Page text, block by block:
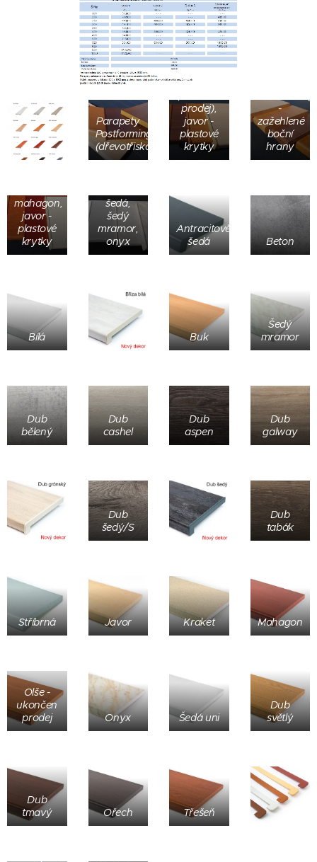
Parapety
Postforming
(dřevotřiská)
zl. dub,
tm.dub,
olše
prodej),
javor -
plastové
krytky
-
zažehlené
boční
hrany
Parapety
Postforming:
mahagon,
javor -
plastové
krytky
Parapety
šedá,
šedý
mramor,
onyx
Antracitově
šedá
Beton
Bílá Buk
Šedý
mramor
Dub
bělený
Dub
cashel
Dub
aspen
Dub
galway
Dub
šedý/S
Dub
tabák
Stříbrná Javor Kraket Mahagon
Olše -
ukončen
prodej
Onyx Šedá uni
Dub
světlý
Dub
tmavý
Ořech Třešeň
Parapet